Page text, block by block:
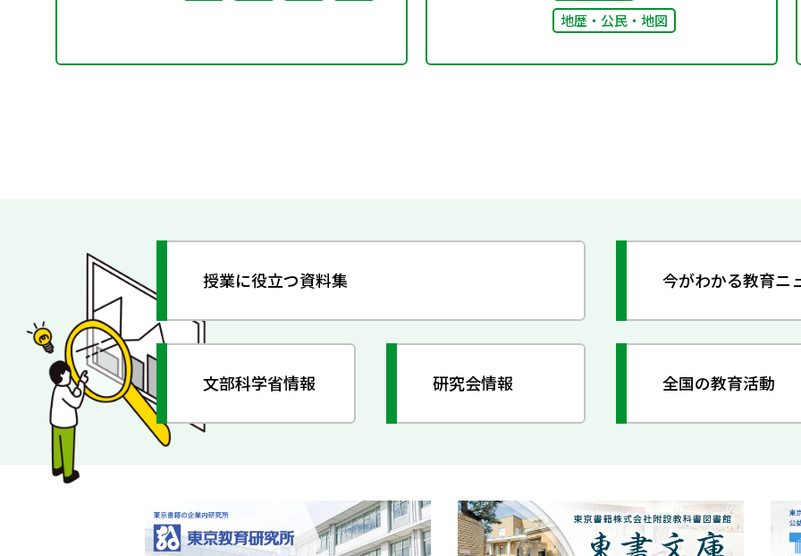
地歴・公民・地図
授業に役立つ資料集 今がわかる教育ニ
文部科学省情報 研究会情報 全国の教育活動